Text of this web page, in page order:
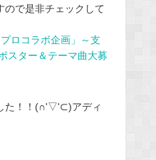
ので是非チェックして
ロコラボ企画」～支
スター＆テーマ曲大募
た！！(∩'▽'⊂)アディ